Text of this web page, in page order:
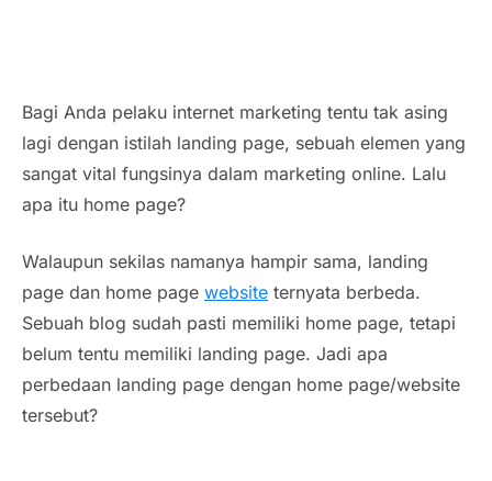
Bagi Anda pelaku internet marketing tentu tak asing
lagi dengan istilah landing page, sebuah elemen yang
sangat vital fungsinya dalam marketing online. Lalu
apa itu home page?
Walaupun sekilas namanya hampir sama, landing
page dan home page website ternyata berbeda.
Sebuah blog sudah pasti memiliki home page, tetapi
belum tentu memiliki landing page. Jadi apa
perbedaan landing page dengan home page/website
tersebut?